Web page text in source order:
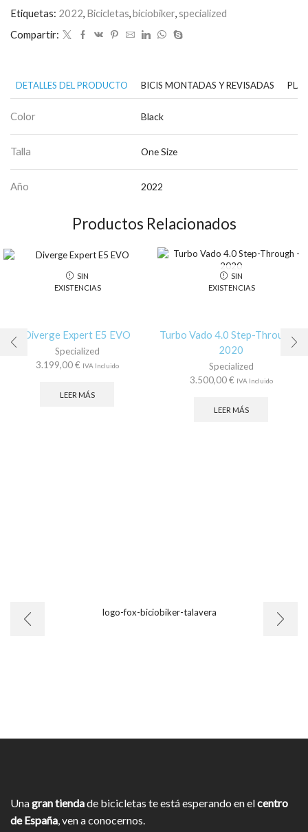
Etiquetas: 2022, Bicicletas,biciobiker,specialized
Compartir:
DETALLES DEL PRODUCTO BICIS MONTADAS Y REVISADAS
Color Black
Talla One Size
Año 2022
Productos Relacionados
SIN
EXISTENCIAS
Diverge Expert E5 EVO
Specialized
3.199,00€ IVA Incluido
LEER MÁS
SIN
EXISTENCIAS
Turbo Vado 4.0 Step-Through –
2020
Specialized
3.500,00€ IVA Incluido
LEER MÁS
Unagran tiendade bicicletas te está esperando en elcentro
de España, ven a conocernos.